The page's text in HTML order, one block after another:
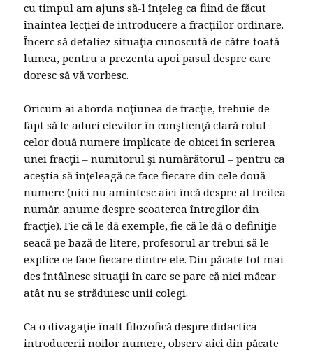
cu timpul am ajuns să-l înţeleg ca fiind de făcut
înaintea lecţiei de introducere a fracţiilor ordinare.
Încerc să detaliez situaţia cunoscută de către toată
lumea, pentru a prezenta apoi pasul despre care
doresc să vă vorbesc.
Oricum ai aborda noţiunea de fracţie, trebuie de
fapt să le aduci elevilor în conştienţă clară rolul
celor două numere implicate de obicei în scrierea
unei fracţii – numitorul şi numărătorul – pentru ca
aceştia să înţeleagă ce face fiecare din cele două
numere (nici nu amintesc aici încă despre al treilea
număr, anume despre scoaterea întregilor din
fracţie). Fie că le dă exemple, fie că le dă o definiţie
seacă pe bază de litere, profesorul ar trebui să le
explice ce face fiecare dintre ele. Din păcate tot mai
des întâlnesc situaţii în care se pare că nici măcar
atât nu se străduiesc unii colegi.
Ca o divagaţie înalt filozofică despre didactica
introducerii noilor numere, observ aici din păcate